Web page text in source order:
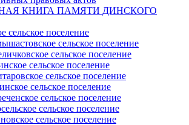
КНИГА ПАМЯТИ ДИНСКОГО
сельское поселение
сельское поселение
сельское поселение
сельское поселение
сельское поселение
сельское поселение
сельское поселение
сельское поселение
сельское поселение